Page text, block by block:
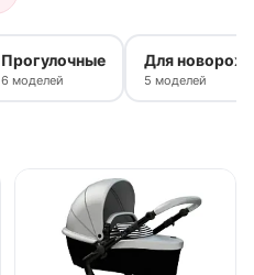
Прогулочные
6 моделей
Для
5 моделей